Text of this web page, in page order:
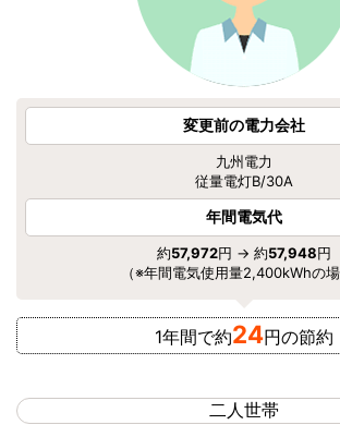
変更前の電力会社
九州電力
従量電灯B/30A
年間電気代
約57,972円 → 約57,948円
（※年間電気使用量2,400kWhの場
1年間で約24円の節約
二人世帯